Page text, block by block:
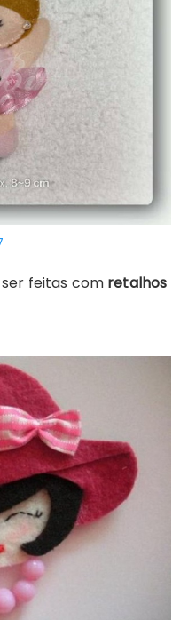
feitas com retalhos